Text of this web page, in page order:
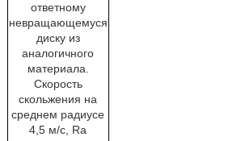
ответному
невращающемуся
диску из
аналогичного
материала.
Скорость
скольжения на
среднем радиусе
4,5 м/с, Ra